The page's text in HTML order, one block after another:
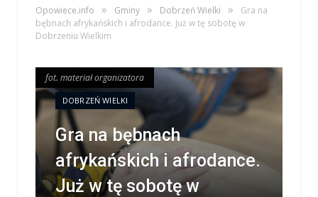
Opowiece.info » Gminy » Dobrzeń Wielki »
Gra na
bębnach afrykańskich i afrodance. Już w tę sobotę w
Dobrzeniu Wielkim
fot. materiał organizatora
DOBRZEŃ WIELKI
Gra na bębnach
afrykańskich i afrodance.
Już w tę sobotę w
fot. materiał organizatora